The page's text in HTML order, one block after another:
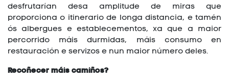
desfrutarían desa amplitude de miras que
proporciona o itinerario de longa distancia, e tamén
ós albergues e establecementos, xa que a maior
percorrido máis durmidas, máis consumo en
restauración e servizos e nun maior número deles.
Recoñecer máis camiños?